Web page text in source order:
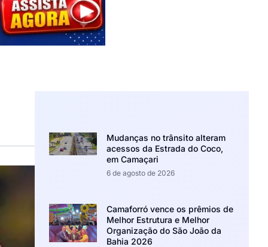
Mudanças no trânsito alteram
acessos da Estrada do Coco,
em Camaçari
6 de agosto de 2026
Camaforró vence os prêmios de
Melhor Estrutura e Melhor
Organização do São João da
Bahia 2026